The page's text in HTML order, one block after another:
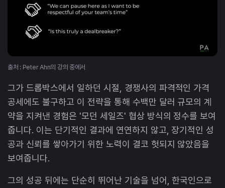
출처 : Peter Ahn의 강의 중에서
그가 드롭박스에서 일하던 시절, 경쟁사의 파격적인 가격
공세에도 불구하고 이 전략을 통해 수백만 달러 규모의 계
약을 지켜낸 경험은 '모던 세일즈' 협상 방식의 정수를 보여
줍니다. 이는 단기적인 결과에 연연하지 않고, 장기적인 성
공과 신뢰를 쌓아가기 위한 노력이 결코 헛되지 않았음을
보여줍니다.
그의 성공 뒤에는 단순히 뛰어난 기술을 넘어, 한국인으로